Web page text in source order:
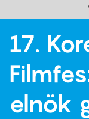
17.
elnök